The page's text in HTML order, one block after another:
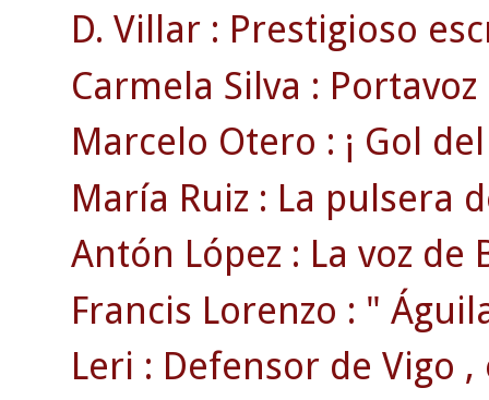
D. Villar : Prestigioso
Carmela Silva : Portavoz
Marcelo Otero : ¡ Gol
María Ruiz : La pulsera
Antón López : La voz de
Francis Lorenzo : "
Leri : Defensor de Vigo